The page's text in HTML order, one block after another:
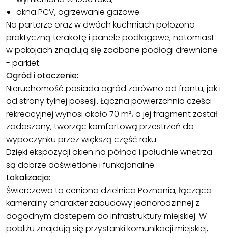
okna PCV, ogrzewanie gazowe.
Na parterze oraz w dwóch kuchniach położono
praktyczną terakotę i panele podłogowe, natomiast
w pokojach znajdują się zadbane podłogi drewniane
- parkiet.
Ogród i otoczenie:
Nieruchomość posiada ogród zarówno od frontu, jak i
od strony tylnej posesji. Łączna powierzchnia części
rekreacyjnej wynosi około 70 m², a jej fragment został
zadaszony, tworząc komfortową przestrzeń do
wypoczynku przez większą część roku.
Dzięki ekspozycji okien na północ i południe wnętrza
są dobrze doświetlone i funkcjonalne.
Lokalizacja:
Świerczewo to ceniona dzielnica Poznania, łącząca
kameralny charakter zabudowy jednorodzinnej z
dogodnym dostępem do infrastruktury miejskiej. W
pobliżu znajdują się przystanki komunikacji miejskiej,